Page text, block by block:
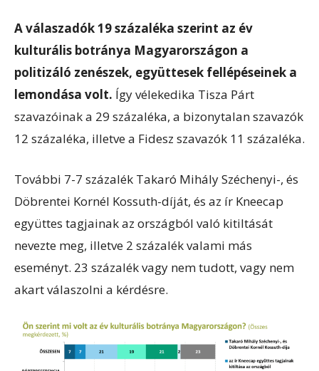
A válaszadók 19 százaléka szerint az év
kulturális botránya Magyarországon a
politizáló zenészek, együttesek fellépéseinek a
lemondása volt. Így vélekedika Tisza Párt
szavazóinak a 29 százaléka, a bizonytalan szavazók
12 százaléka, illetve a Fidesz szavazók 11 százaléka.
További 7-7 százalék Takaró Mihály Széchenyi-, és
Döbrentei Kornél Kossuth-díját, és az ír Kneecap
együttes tagjainak az országból való kitiltását
nevezte meg, illetve 2 százalék valami más
eseményt. 23 százalék vagy nem tudott, vagy nem
akart válaszolni a kérdésre.